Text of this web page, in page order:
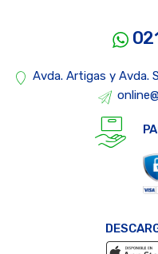
Avda. Artigas y Avda.